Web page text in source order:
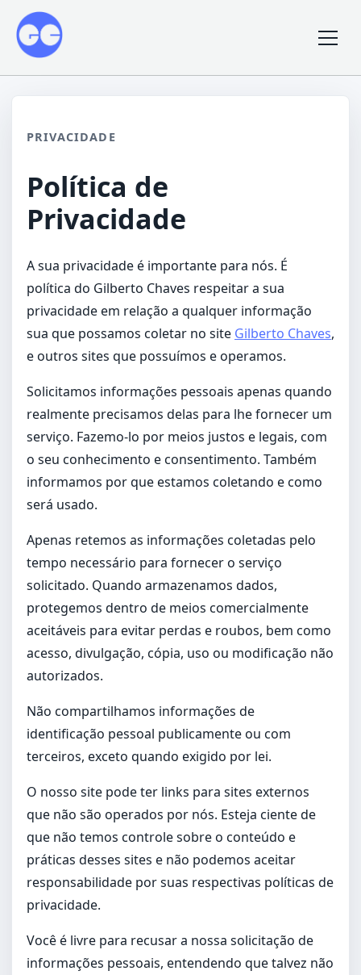
PRIVACIDADE
Política de
Privacidade
A sua privacidade é importante para nós. É
política do Gilberto Chaves respeitar a sua
privacidade em relação a qualquer informação
sua que possamos coletar no site Gilberto Chaves,
e outros sites que possuímos e operamos.
Solicitamos informações pessoais apenas quando
realmente precisamos delas para lhe fornecer um
serviço. Fazemo-lo por meios justos e legais, com
o seu conhecimento e consentimento. Também
informamos por que estamos coletando e como
será usado.
Apenas retemos as informações coletadas pelo
tempo necessário para fornecer o serviço
solicitado. Quando armazenamos dados,
protegemos dentro de meios comercialmente
aceitáveis para evitar perdas e roubos, bem como
acesso, divulgação, cópia, uso ou modificação não
autorizados.
Não compartilhamos informações de
identificação pessoal publicamente ou com
terceiros, exceto quando exigido por lei.
O nosso site pode ter links para sites externos
que não são operados por nós. Esteja ciente de
que não temos controle sobre o conteúdo e
práticas desses sites e não podemos aceitar
responsabilidade por suas respectivas políticas de
privacidade.
Você é livre para recusar a nossa solicitação de
informações pessoais, entendendo que talvez não